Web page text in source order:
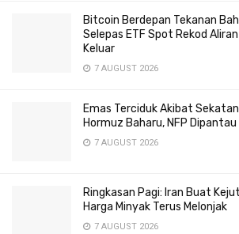
Bitcoin Berdepan Tekanan
Selepas ETF Spot Rekod Aliran
Keluar
7 AUGUST 2026
Emas Terciduk Akibat Sekatan
Hormuz Baharu, NFP Dipantau
7 AUGUST 2026
Ringkasan Pagi: Iran Buat
Harga Minyak Terus Melonjak
7 AUGUST 2026